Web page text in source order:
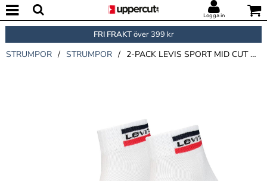
Logga in
FRI FRAKTöver 399 kr
STRUMPOR / STRUMPOR / 2-PACK LEVIS SPORT MID CUT SOCK